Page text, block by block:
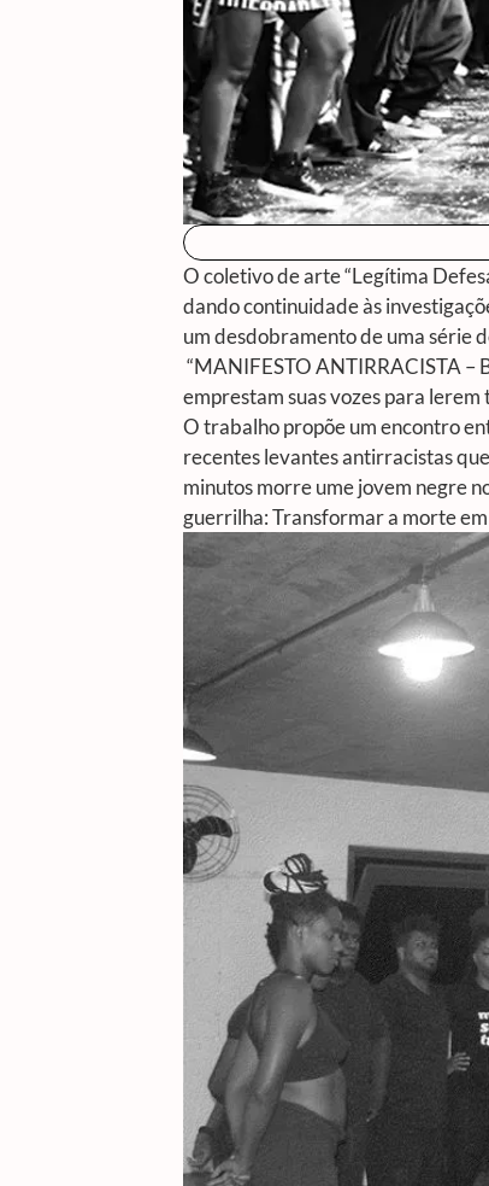
O coletivo de arte “Legítima
dando continuidade às
um desdobramento de uma série
“MANIFESTO ANTIRRACISTA –
emprestam suas vozes para
O trabalho propõe um encontro
recentes levantes antirracistas
minutos morre ume jovem negre
guerrilha: Transformar a morte